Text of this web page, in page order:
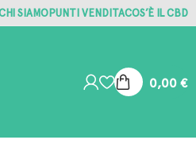
SIAMOPUNTI VENDITACOS’È IL CBD
0,00€